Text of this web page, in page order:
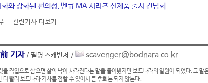
와 강화된 편의성, 벤큐 MA 시리즈 신제품 출시 간담회
관련기사 더보기
기자 / 필명 스캐빈저 / scavenger@bodnara.co.kr
을 직업으로 삼으면 삶의 낙이 사라진다는 말을 들어봤지만 보드나라의 일원이 되었다. 그 말
더 빨리 보드나라 기사를 접할 수 있어서 큰 후회는 되지 않는다.